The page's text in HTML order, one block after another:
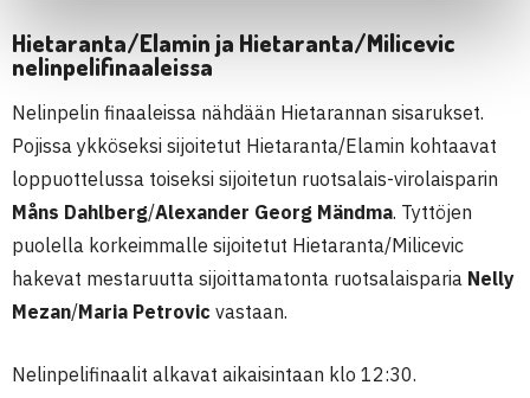
Hietaranta/Elamin ja Hietaranta/Milicevic
nelinpelifinaaleissa
Nelinpelin finaaleissa nähdään Hietarannan sisarukset.
Pojissa ykköseksi sijoitetut Hietaranta/Elamin kohtaavat
loppuottelussa toiseksi sijoitetun ruotsalais-virolaisparin
Måns Dahlberg/Alexander Georg Mändma. Tyttöjen
puolella korkeimmalle sijoitetut Hietaranta/Milicevic
hakevat mestaruutta sijoittamatonta ruotsalaisparia Nelly
Mezan/Maria Petrovic vastaan.
Nelinpelifinaalit alkavat aikaisintaan klo 12:30.